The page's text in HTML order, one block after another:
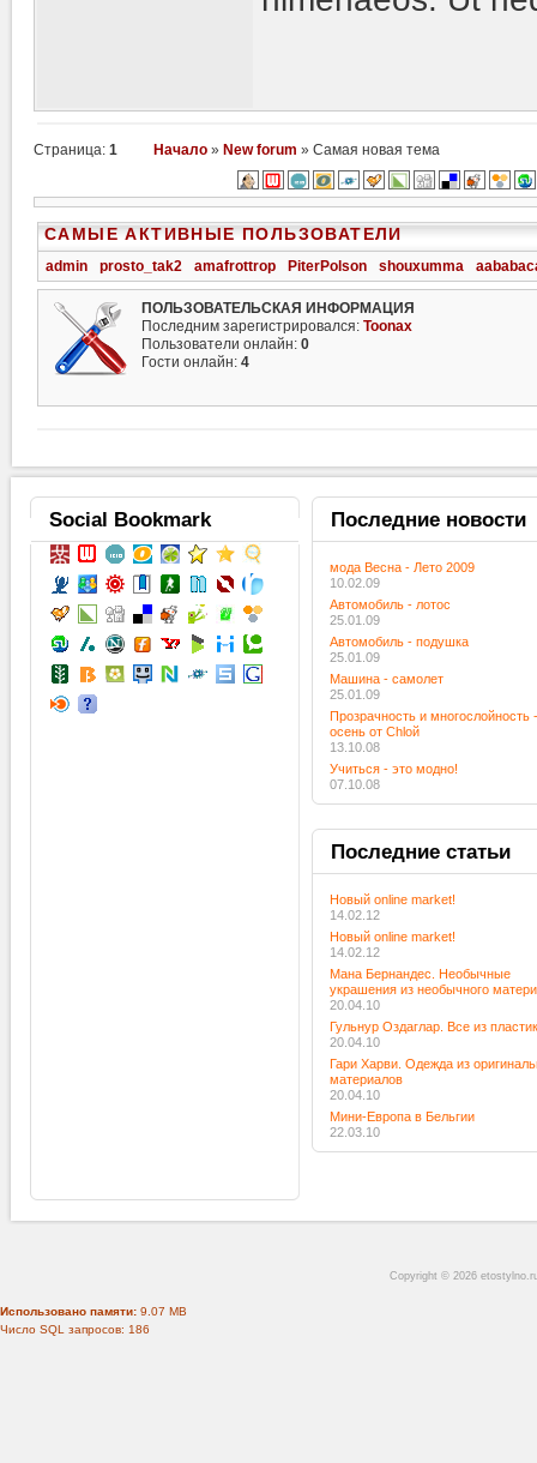
Страница: 1 Начало » New forum » Самая новая тема
САМЫЕ АКТИВНЫЕ ПОЛЬЗОВАТЕЛИ
admin prosto_tak2 amafrottrop PiterPolson shouxumma
ПОЛЬЗОВАТЕЛЬСКАЯ ИНФОРМАЦИЯ
Последним зарегистрировался: Toonax
Пользователи онлайн: 0
Гости онлайн: 4
Social Bookmark Последниеновости
мода Весна - Лето 2009
10.02.09
Автомобиль - лотос
25.01.09
Автомобиль - подушка
25.01.09
Машина - самолет
25.01.09
Прозрачность и многослойность -
осень от Chloй
13.10.08
Учиться - это модно!
07.10.08
Последниестатьи
Новый online market!
14.02.12
Новый online market!
14.02.12
Мана Бернандес. Необычные
украшения из необычного
20.04.10
Гульнур Оздаглар. Все из
20.04.10
Гари Харви. Одежда из
материалов
20.04.10
Мини-Европа в Бельгии
22.03.10
Copyright © 2026
Использовано памяти: 9.07 MB
Число SQL запросов: 186